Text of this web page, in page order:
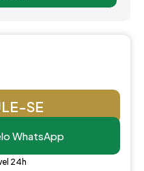
SE
WhatsApp
24h